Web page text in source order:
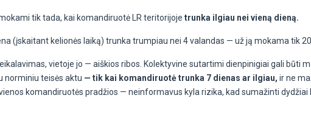
tik tada, kai komandiruotė LR teritorijoje trunka ilgiau nei vieną dieną.
(įskaitant kelionės laiką) trunka trumpiau nei 4 valandas — už ją mokama tik
vietoje jo — aiškios ribos. Kolektyvine sutartimi dienpinigiai gali būti
norminiu teisės aktu — tik kai komandiruotė trunka 7 dienas ar ilgiau, ir ne
komandiruotės pradžios — neinformavus kyla rizika, kad sumažinti dydžiai